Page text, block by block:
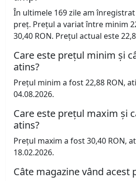
În ultimele 169 zile am
preț. Prețul a variat între minim
30,40 RON. Prețul actual este
Care este prețul minim și
atins?
Prețul minim a fost 22,88 RON,
04.08.2026.
Care este prețul maxim și
atins?
Prețul maxim a fost 30,40 RON,
18.02.2026.
Câte magazine vând acest